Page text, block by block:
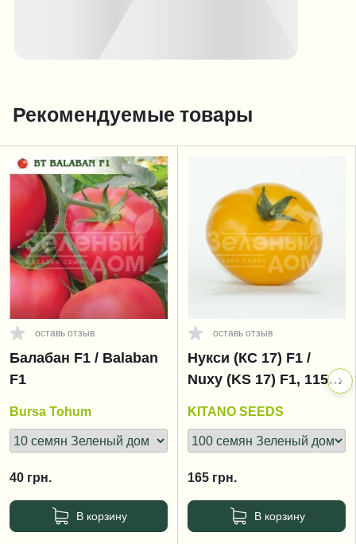
Рекомендуемые товары
оставь отзыв
Балабан F1 / Balaban
F1
Bursa Tohum
40 грн.
В корзину
оставь отзыв
Нукси (КС 17) F1 /
Nuxy (KS 17) F1, 115-
KITANO SEEDS
165 грн.
В корзину